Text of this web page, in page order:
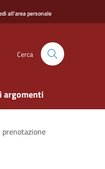
all'area personale
Cerca
argomenti
prenotazione